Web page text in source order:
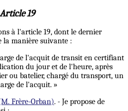
Article 19
à l'article 19, dont le dernier
la manière suivante :
de l'acquit de transit en certifiant
du jour et de l'heure, après
ou batelier, chargé du transport, un
de l'acquit. »
Frère-Orban). - Je propose de